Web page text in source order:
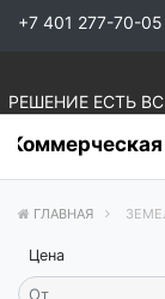
+7 401 277-70-05
РЕШЕНИЕ ЕСТЬ
Коммерческая
ГЛАВНАЯ
Цена